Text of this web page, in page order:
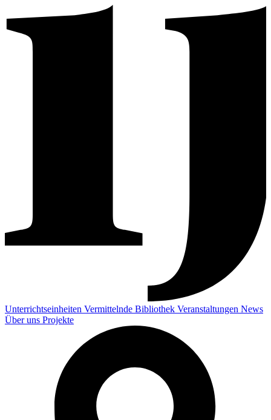
Unterrichtseinheiten Vermittelnde Bibliothek Veranstaltungen News
Über uns Projekte